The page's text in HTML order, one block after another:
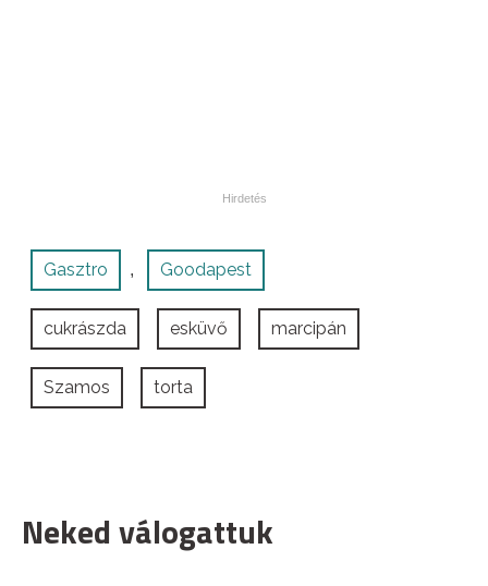
Gasztro , Goodapest
cukrászda esküvő marcipán
Szamos torta
Neked válogattuk